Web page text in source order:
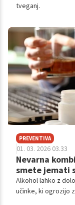
tveganj.
PREVENTIVA
01. 03. 2026 03.33
Nevarna
smete jemati
Alkohol lahko z
učinke, ki ogrozijo